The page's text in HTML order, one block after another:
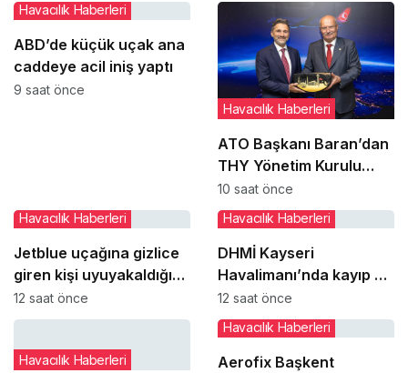
ABD’de küçük uçak ana
caddeye acil iniş yaptı
Havacılık Haberleri
9 saat önce
ATO Başkanı Baran’dan
THY Yönetim Kurulu
Başkanı Şeker’e ziyaret
Havacılık Haberleri
10 saat önce
Jetblue uçağına gizlice
giren kişi uyuyakaldığı
tuvalette yakalandı
Havacılık Haberleri
12 saat önce
DHMİ Kayseri
Havalimanı’nda kayıp ve
buluntu altın gümüş ve
değerli taşları satışa
çıkaracak
Havacılık Haberleri
12 saat önce
Havacılık Haberleri
Aerofix Başkent
Havacılık Haberleri